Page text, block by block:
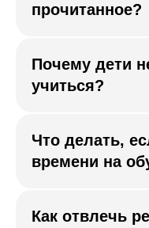
прочитанное?
Почему дети
учиться?
Что делать,
времени на
Как отвлечь